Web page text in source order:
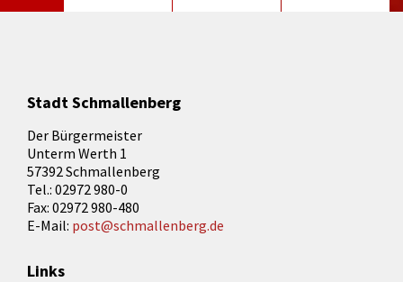
Stadt Schmallenberg
Der Bürgermeister
Unterm Werth 1
57392 Schmallenberg
Tel.: 02972 980-0
Fax: 02972 980-480
E-Mail: post@schmallenberg.de
Links